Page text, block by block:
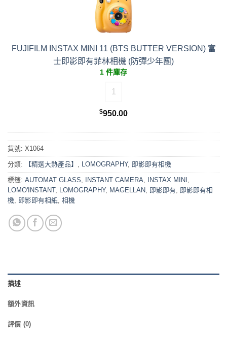
FUJIFILM INSTAX MINI 11 (BTS BUTTER VERSION) 富
士即影即有菲林相機 (防彈少年團)
1 件庫存
FUJIFILM INSTAX MINI 11 (BTS
$950.00
貨號: X1064
分類: 【精選大熱產品】 , LOMOGRAPHY, 即影即有相機
標籤: AUTOMAT GLASS, INSTANT CAMERA, INSTAX MINI ,
LOMO'INSTANT, LOMOGRAPHY, MAGELLAN, 即影即有, 即影即有相
機, 即影即有相紙, 相機
描述
額外資訊
評價 (0)